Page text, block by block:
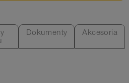
Dokumenty Akcesoria